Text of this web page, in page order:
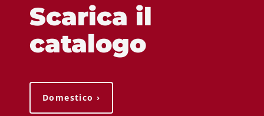
Scarica il
catalogo
Domestico ›